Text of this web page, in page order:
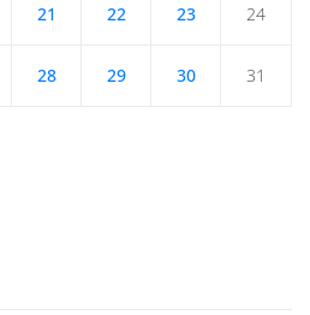
21 22 23 24
28 29 30 31